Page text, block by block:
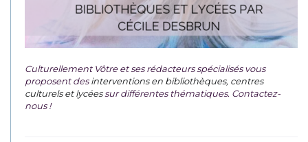
Culturellement Vôtre et ses rédacteurs spécialisés vous
proposent desinterventions en bibliothèques, centres
culturels et lycéessur différentes thématiques. Contactez-
nous !